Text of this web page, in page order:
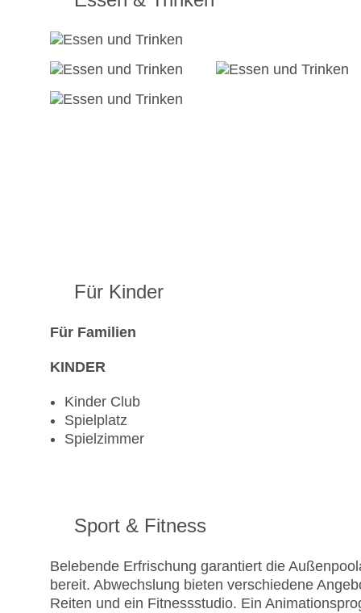
Für Kinder
Für Familien
KINDER
Kinder Club
Spielplatz
Spielzimmer
Sport & Fitness
Belebende Erfrischung garantiert die
bereit. Abwechslung bieten verschiedene
Reiten und ein Fitnessstudio. Ein